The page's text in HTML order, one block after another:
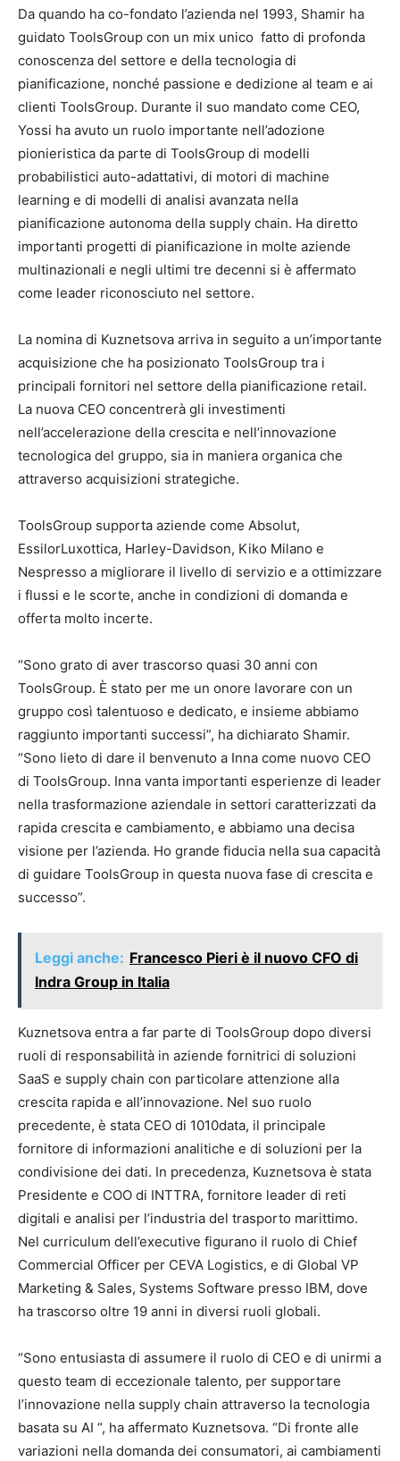
Da quando ha co-fondato l’azienda nel 1993, Shamir ha
guidato ToolsGroup con un mix unico fatto di profonda
conoscenza del settore e della tecnologia di
pianificazione, nonché passione e dedizione al team e ai
clienti ToolsGroup. Durante il suo mandato come CEO,
Yossi ha avuto un ruolo importante nell’adozione
pionieristica da parte di ToolsGroup di modelli
probabilistici auto-adattativi, di motori di machine
learning e di modelli di analisi avanzata nella
pianificazione autonoma della supply chain. Ha diretto
importanti progetti di pianificazione in molte aziende
multinazionali e negli ultimi tre decenni si è affermato
come leader riconosciuto nel settore.
La nomina di Kuznetsova arriva in seguito a un’importante
acquisizione che ha posizionato ToolsGroup tra i
principali fornitori nel settore della pianificazione retail.
La nuova CEO concentrerà gli investimenti
nell’accelerazione della crescita e nell’innovazione
tecnologica del gruppo, sia in maniera organica che
attraverso acquisizioni strategiche.
ToolsGroup supporta aziende come Absolut,
EssilorLuxottica, Harley-Davidson, Kiko Milano e
Nespresso a migliorare il livello di servizio e a ottimizzare
i flussi e le scorte, anche in condizioni di domanda e
offerta molto incerte.
“Sono grato di aver trascorso quasi 30 anni con
ToolsGroup. È stato per me un onore lavorare con un
gruppo così talentuoso e dedicato, e insieme abbiamo
raggiunto importanti successi”, ha dichiarato Shamir.
“Sono lieto di dare il benvenuto a Inna come nuovo CEO
di ToolsGroup. Inna vanta importanti esperienze di leader
nella trasformazione aziendale in settori caratterizzati da
rapida crescita e cambiamento, e abbiamo una decisa
visione per l’azienda. Ho grande fiducia nella sua capacità
di guidare ToolsGroup in questa nuova fase di crescita e
successo”.
Leggi anche: Francesco Pieri è il nuovo CFO di
Indra Group in Italia
Kuznetsova entra a far parte di ToolsGroup dopo diversi
ruoli di responsabilità in aziende fornitrici di soluzioni
SaaS e supply chain con particolare attenzione alla
crescita rapida e all’innovazione. Nel suo ruolo
precedente, è stata CEO di 1010data, il principale
fornitore di informazioni analitiche e di soluzioni per la
condivisione dei dati. In precedenza, Kuznetsova è stata
Presidente e COO di INTTRA, fornitore leader di reti
digitali e analisi per l’industria del trasporto marittimo.
Nel curriculum dell’executive figurano il ruolo di Chief
Commercial Officer per CEVA Logistics, e di Global VP
Marketing & Sales, Systems Software presso IBM, dove
ha trascorso oltre 19 anni in diversi ruoli globali.
“Sono entusiasta di assumere il ruolo di CEO e di unirmi a
questo team di eccezionale talento, per supportare
l’innovazione nella supply chain attraverso la tecnologia
basata su AI “, ha affermato Kuznetsova. “Di fronte alle
variazioni nella domanda dei consumatori, ai cambiamenti